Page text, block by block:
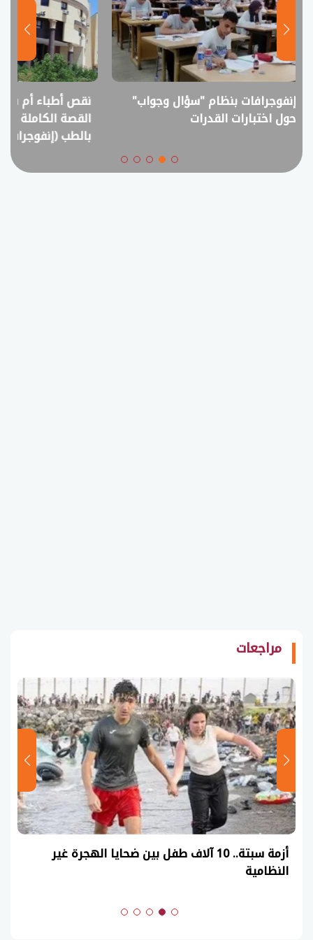
نقص أطباء أم فائض خريجين؟..
القصة الكاملة لمقترح خفض القبول
انفوجراف..
في امتحانات
مراجعات
عاجل| نموذج حل امتحان أحياء ثانوية عامة 2026
(السنوات الماضية)